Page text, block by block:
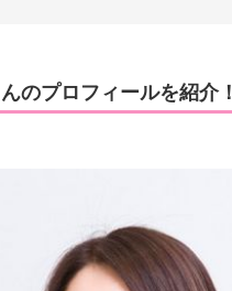
のプロフィールを紹介！